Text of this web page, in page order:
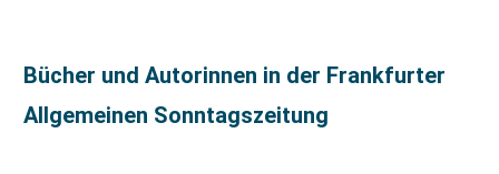
Bücher und Autorinnen in der Frankfurter
Allgemeinen Sonntagszeitung